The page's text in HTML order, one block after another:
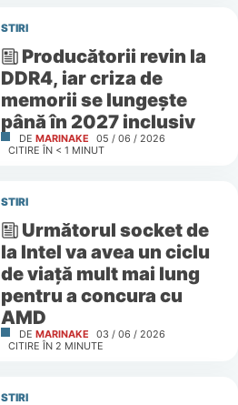
STIRI
Producătorii revin la
DDR4, iar criza de
memorii se lungește
până în 2027 inclusiv
DE MARINAKE
05 / 06 / 2026
CITIRE ÎN < 1 MINUT
STIRI
Următorul socket de
la Intel va avea un ciclu
de viață mult mai lung
pentru a concura cu
AMD
DE MARINAKE
03 / 06 / 2026
CITIRE ÎN 2 MINUTE
STIRI